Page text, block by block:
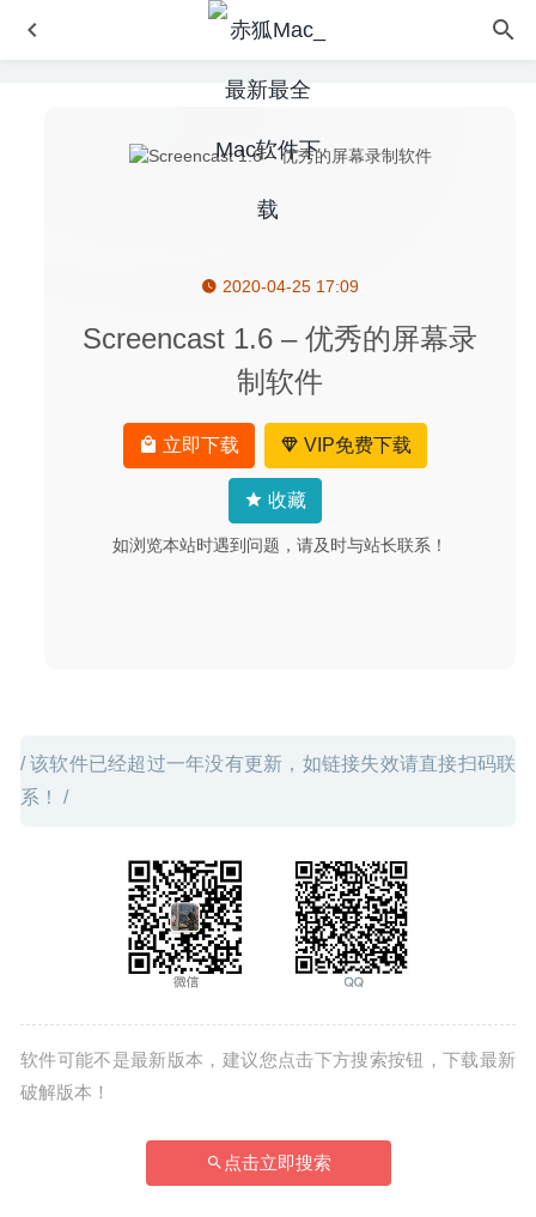
2020-04-25 17:09
Screencast 1.6 – 优秀的屏幕录
制软件
立即下载 VIP免费下载
收藏
如浏览本站时遇到问题，请及时与站长联系！
/ 该软件已经超过一年没有更新，如链接失效请直接扫码联
系！ /
软件可能不是最新版本，建议您点击下方搜索按钮，下载最新
破解版本！
点击立即搜索
Hype 4 Pro 4.0.5 中文版-HTML5动画制作软件
Gemini 2.10.1 中文版-高效的重复文件查找工具 2026-06-22
VMware Fusion Pro 11.5.5 中文版-强大且高性能的虚拟机
2020-05-29
OmniFocus Pro 3.6.1 for Mac中文版-强大的时间任务管理